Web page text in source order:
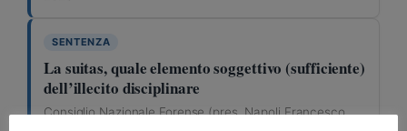
SENTENZA
La suitas, quale elemento soggettivo (sufficiente)
dell’illecito disciplinare
Consiglio Nazionale Forense (pres. Napoli Francesco,